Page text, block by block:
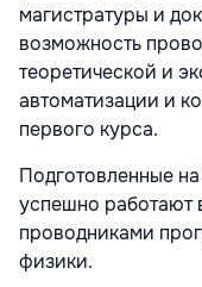
магистратуры и
возможность
теоретической и
автоматизации и
первого курса.
Подготовленные
успешно работают
проводниками
физики.